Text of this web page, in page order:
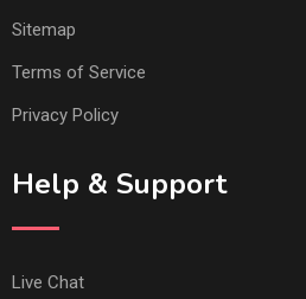
Sitemap
Terms of Service
Privacy Policy
Help & Support
Live Chat